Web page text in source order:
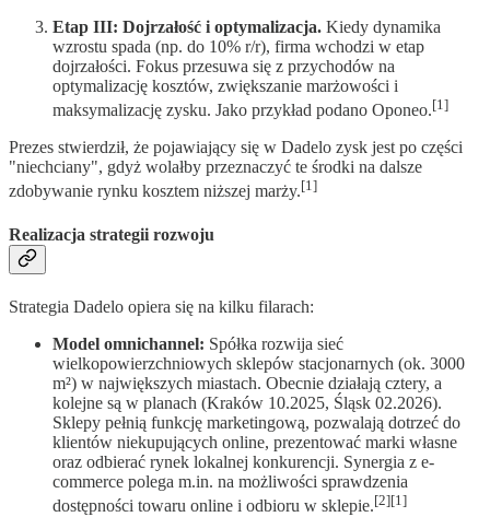
Etap III: Dojrzałość i optymalizacja. Kiedy dynamika
wzrostu spada (np. do 10% r/r), firma wchodzi w etap
dojrzałości. Fokus przesuwa się z przychodów na
optymalizację kosztów, zwiększanie marżowości i
maksymalizację zysku. Jako przykład podano Oponeo.[1]
Prezes stwierdził, że pojawiający się w Dadelo zysk jest po części
"niechciany", gdyż wolałby przeznaczyć te środki na dalsze
zdobywanie rynku kosztem niższej marży.[1]
Realizacja strategii rozwoju
Strategia Dadelo opiera się na kilku filarach:
Model omnichannel: Spółka rozwija sieć
wielkopowierzchniowych sklepów stacjonarnych (ok. 3000
m²) w największych miastach. Obecnie działają cztery, a
kolejne są w planach (Kraków 10.2025, Śląsk 02.2026).
Sklepy pełnią funkcję marketingową, pozwalają dotrzeć do
klientów niekupujących online, prezentować marki własne
oraz odbierać rynek lokalnej konkurencji. Synergia z e-
commerce polega m.in. na możliwości sprawdzenia
dostępności towaru online i odbioru w sklepie.[2][1]